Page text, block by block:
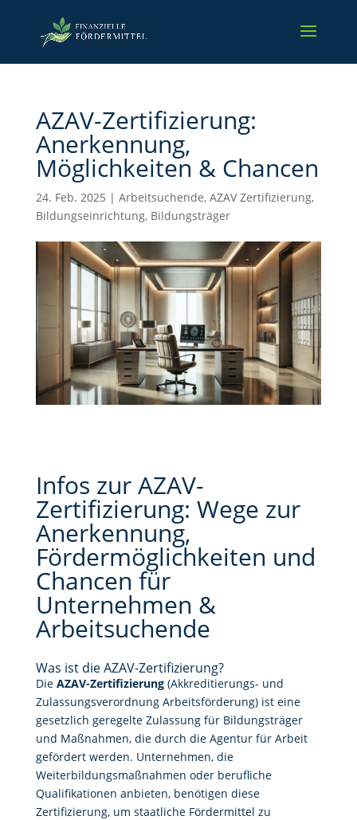
AZAV-Zertifizierung:
Anerkennung,
Möglichkeiten & Chancen
24. Feb. 2025 | Arbeitsuchende, AZAV Zertifizierung,
Bildungseinrichtung, Bildungsträger
Infos zur AZAV-
Zertifizierung: Wege zur
Anerkennung,
Fördermöglichkeiten und
Chancen für
Unternehmen &
Arbeitsuchende
Was ist die AZAV-Zertifizierung?
Die AZAV-Zertifizierung(Akkreditierungs- und
Zulassungsverordnung Arbeitsförderung) ist eine
gesetzlich geregelte Zulassung für Bildungsträger
und Maßnahmen, die durch die Agentur für Arbeit
gefördert werden. Unternehmen, die
Weiterbildungsmaßnahmen oder berufliche
Qualifikationen anbieten, benötigen diese
Zertifizierung, um staatliche Fördermittel zu